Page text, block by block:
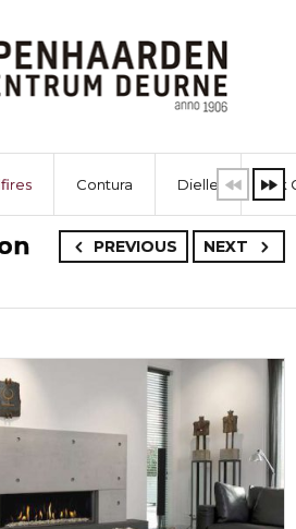
Contura Dielle Dik
PREVIOUS NEXT